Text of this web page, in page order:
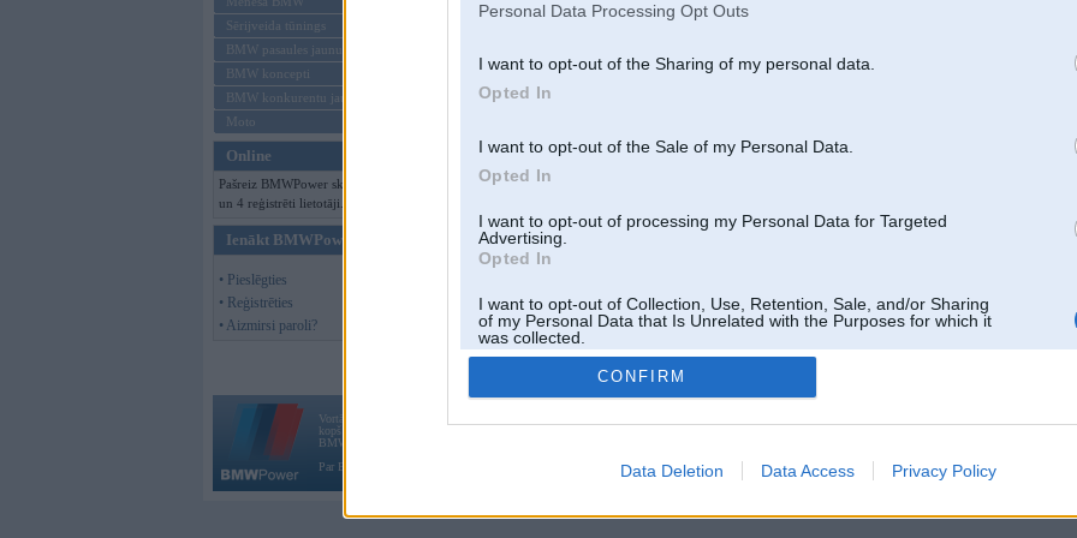
Personal Data Processing Opt Outs
I want to opt-out of the Sharing of my personal data.
Opted In
I want to opt-out of the Sale of my Personal Data.
Opted In
I want to opt-out of processing my Personal Data for Targeted
Advertising.
Opted In
I want to opt-out of Collection, Use, Retention, Sale, and/or Sharing
of my Personal Data that Is Unrelated with the Purposes for which it
was collected.
Opted Out
CONFIRM
Data Deletion Data Access Privacy Policy
Sērijveida tūnings
BMW pasaules jaunumi
BMW koncepti
BMW konkurentu jaunumi
Moto
Online
Pašreiz BMWPower skatās 91 viesi
un 4 reģistrēti lietotāji.
Ienākt BMWPower
• Pieslēgties
• Reģistrēties
• Aizmirsi paroli?
Vortāls BMWPower.lv darbojas
kopš 2002. gada 14. maija. Tas nav auto klubs un nav saistīts ar
BMW AG.
Par BMWPower